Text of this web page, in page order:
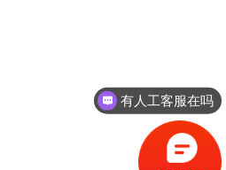
有人工客服在吗